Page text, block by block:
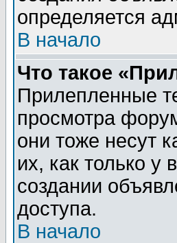
определяется
В начало
Что такое
Прилепленные
просмотра
они тоже несут
их, как только у
создании
доступа.
В начало